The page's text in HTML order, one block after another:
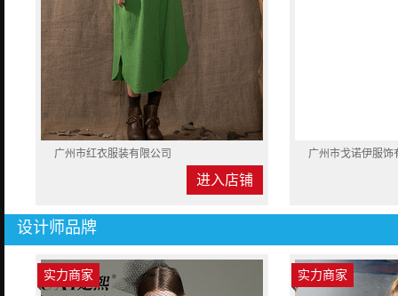
广州市红衣服装有限公司
进入店铺
广州市戈诺伊服饰
设计师品牌
实力商家 实力商家